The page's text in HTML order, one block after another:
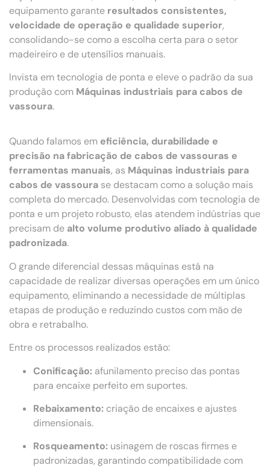
equipamento garante resultados consistentes,
velocidade de operação e qualidade superior,
consolidando-se como a escolha certa para o setor
madeireiro e de utensílios manuais.
Invista em tecnologia de ponta e eleve o padrão da sua
produção com Máquinas industriais para cabos de
vassoura.
Quando falamos em eficiência, durabilidade e
precisão na fabricação de cabos de vassouras e
ferramentas manuais, as Máquinas industriais para
cabos de vassoura se destacam como a solução mais
completa do mercado. Desenvolvidas com tecnologia de
ponta e um projeto robusto, elas atendem indústrias que
precisam de alto volume produtivo aliado à qualidade
padronizada.
O grande diferencial dessas máquinas está na
capacidade de realizar diversas operações em um único
equipamento, eliminando a necessidade de múltiplas
etapas de produção e reduzindo custos com mão de
obra e retrabalho.
Entre os processos realizados estão:
Conificação: afunilamento preciso das pontas
para encaixe perfeito em suportes.
Rebaixamento: criação de encaixes e ajustes
dimensionais.
Rosqueamento: usinagem de roscas firmes e
padronizadas, garantindo compatibilidade com